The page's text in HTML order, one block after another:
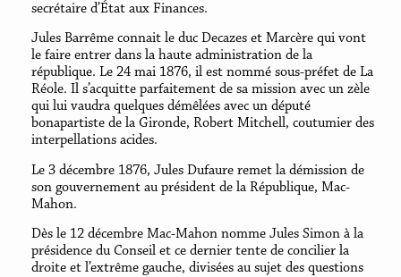
secrétaire d’État aux Finances.
Jules Barrême connait le duc Decazes et Marcère qui vont
le faire entrer dans la haute administration de la
république. Le 24 mai 1876, il est nommé sous-préfet de La
Réole. Il s’acquitte parfaitement de sa mission avec un zèle
qui lui vaudra quelques démêlées avec un député
bonapartiste de la Gironde, Robert Mitchell, coutumier des
interpellations acides.
Le 3 décembre 1876, Jules Dufaure remet la démission de
son gouvernement au président de la République, Mac-
Mahon.
Dès le 12 décembre Mac-Mahon nomme Jules Simon à la
présidence du Conseil et ce dernier tente de concilier la
droite et l’extrême gauche, divisées au sujet des questions